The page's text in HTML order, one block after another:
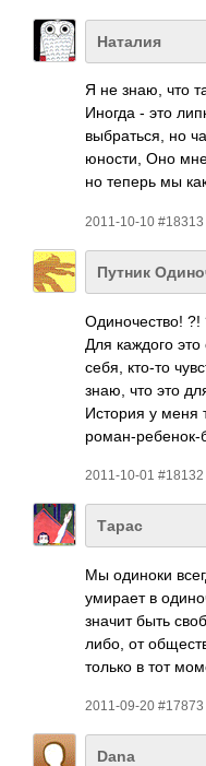
Наталия
Я не знаю, что
Иногда - это
выбр­аться, но
юности, Оно
но теперь мы
2011-10-10 #18313
Путник
Один­очес­тво! ?!
Для каждого это
себя, кто-то
знаю, что это
История у меня
рома­н-ре­бено­к-
2011-10-01 #18132
Тарас
Мы одиноки
умирает в
значит быть
либо, от
только в тот
2011-09-20 #17873
Dana